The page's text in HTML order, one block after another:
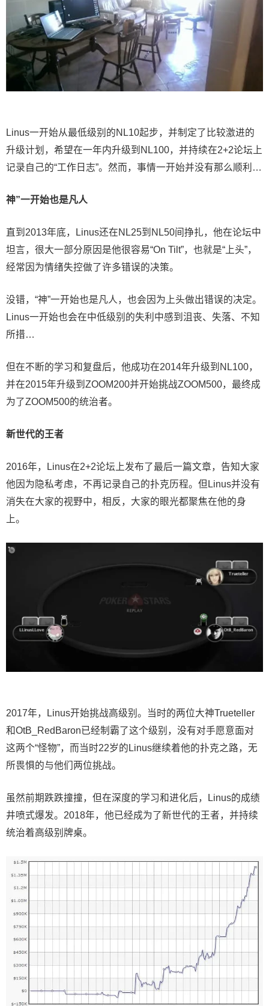
Linus一开始从最低级别的NL10起步，并制定了比较激进的
升级计划，希望在一年内升级到NL100，并持续在2+2论坛上
记录自己的“工作日志”。然而，事情一开始并没有那么顺利…
神”一开始也是凡人
直到2013年底，Linus还在NL25到NL50间挣扎，他在论坛中
坦言，很大一部分原因是他很容易“On Tilt”，也就是“上头”，
经常因为情绪失控做了许多错误的决策。
没错，“神”一开始也是凡人，也会因为上头做出错误的决定。
Linus一开始也会在中低级别的失利中感到沮丧、失落、不知
所措…
但在不断的学习和复盘后，他成功在2014年升级到NL100，
并在2015年升级到ZOOM200并开始挑战ZOOM500，最终成
为了ZOOM500的统治者。
新世代的王者
2016年，Linus在2+2论坛上发布了最后一篇文章，告知大家
他因为隐私考虑，不再记录自己的扑克历程。但 Linus并没有
消失在大家的视野中，相反，大家的眼光都聚焦在他的身
上。
2017年，Linus开始挑战高级别。当时的两位大神Trueteller
和OtB_RedBaron已经制霸了这个级别，没有对手愿意面对
这两个“怪物”，而当时22岁的Linus继续着他的扑克之路，无
所畏惧的与他们两位挑战。
虽然前期跌跌撞撞，但在深度的学习和进化后，Linus的成绩
井喷式爆发。2018年，他已经成为了新世代的王者，并持续
统治着高级别牌桌。